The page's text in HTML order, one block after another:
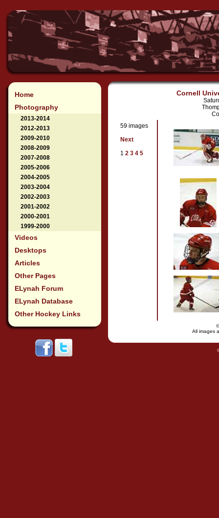
Home
Photography
2013-2014
2012-2013
2009-2010
2008-2009
2007-2008
2005-2006
2004-2005
2003-2004
2002-2003
2001-2002
2000-2001
1999-2000
Videos
Desktops
Articles
Other Pages
ELynah Forum
ELynah Database
Other Hockey Links
Cornell
59 images
Next
1 2 3 4 5
All images